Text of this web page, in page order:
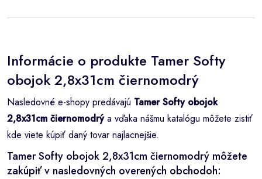
Informácie o produkte Tamer Softy
obojok 2,8x31cm čiernomodrý
Nasledovné e-shopy predávajú Tamer Softy obojok
2,8x31cm čiernomodrýa vďaka nášmu katalógu môžete zistiť
kde viete kúpiť daný tovar najlacnejšie.
Tamer Softy obojok 2,8x31cm čiernomodrý môžete
zakúpiť v nasledovných overených obchodoh: